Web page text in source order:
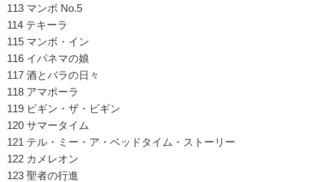
113 マンボ No.5
114 テキーラ
115 マンボ・イン
116 イパネマの娘
117 酒とバラの日々
118 アマポーラ
119 ビギン・ザ・ビギン
120 サマータイム
121 テル・ミー・ア・ベッドタイム・ストーリー
122 カメレオン
123 聖者の行進